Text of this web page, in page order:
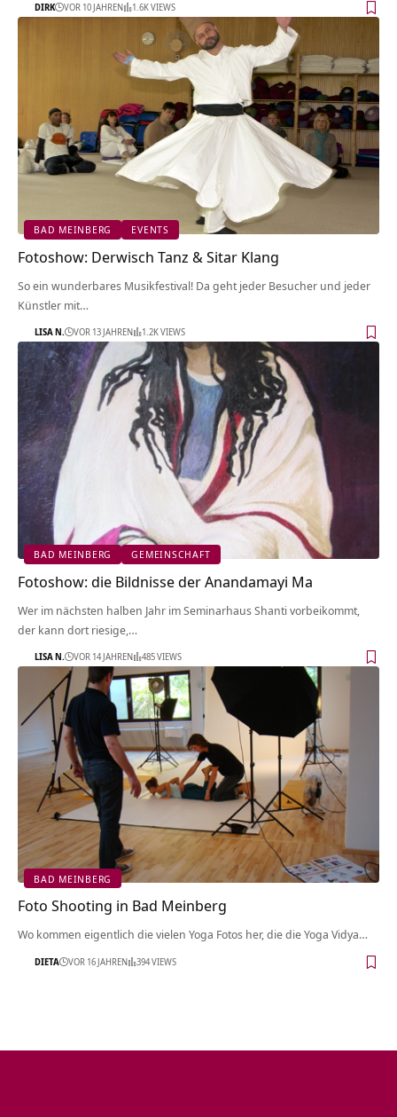
DIRK VOR 10 JAHREN 1.6K VIEWS
BAD MEINBERG EVENTS
Fotoshow: Derwisch Tanz & Sitar Klang
So ein wunderbares Musikfestival! Da geht jeder Besucher und jeder
Künstler mit…
LISA N. VOR 13 JAHREN 1.2K VIEWS
BAD MEINBERG GEMEINSCHAFT
Fotoshow: die Bildnisse der Anandamayi Ma
Wer im nächsten halben Jahr im Seminarhaus Shanti vorbeikommt,
der kann dort riesige,…
LISA N. VOR 14 JAHREN 485 VIEWS
BAD MEINBERG
Foto Shooting in Bad Meinberg
Wo kommen eigentlich die vielen Yoga Fotos her, die die Yoga Vidya…
DIETA VOR 16 JAHREN 394 VIEWS